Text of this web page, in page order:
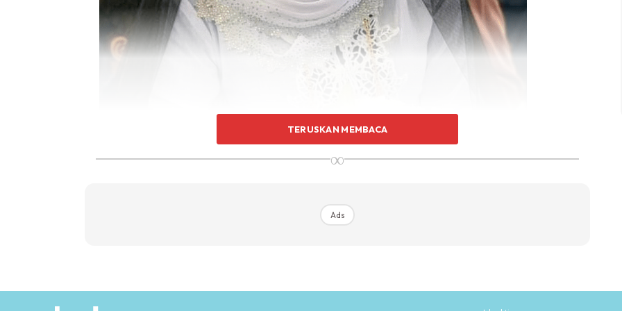
TERUSKAN MEMBACA
∞
Ads